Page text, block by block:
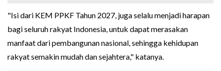
"Isi dari KEM PPKF Tahun 2027, juga selalu menjadi harapan
bagi seluruh rakyat Indonesia, untuk dapat merasakan
manfaat dari pembangunan nasional, sehingga kehidupan
rakyat semakin mudah dan sejahtera," katanya.